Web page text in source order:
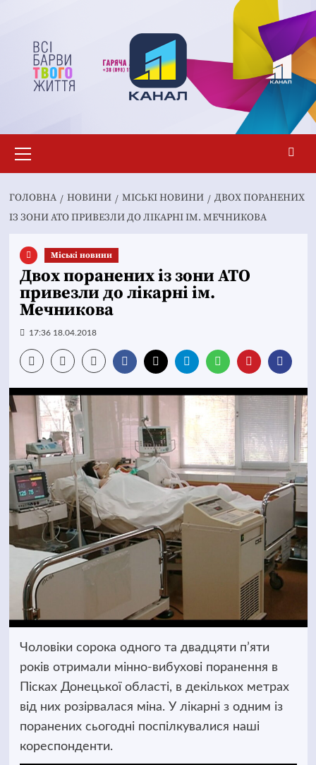
вмісту
меню
ГОЛОВНА НОВИНИ MІСЬКІ НОВИНИ
ДВОХ ПОРАНЕНИХ
ІЗ ЗОНИ АТО ПРИВЕЗЛИ ДО ЛІКАРНІ ІМ. МЕЧНИКОВА
Mіські новини
Двох поранених із зони АТО
привезли до лікарні ім.
Мечникова
17:36 18.04.2018
Чоловіки сорока одного та двадцяти п’яти
років отримали мінно-вибухові поранення в
Пісках Донецької області, в декількох метрах
від них розірвалася міна. У лікарні з одним із
поранених сьогодні поспілкувалися наші
кореспонденти.